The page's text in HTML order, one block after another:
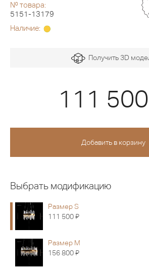
№ товара:
5151-13179
Наличие:
Получить 3D
111 500
Выбрать модификацию
Размер S
111 500Я
Размер M
156 800Я